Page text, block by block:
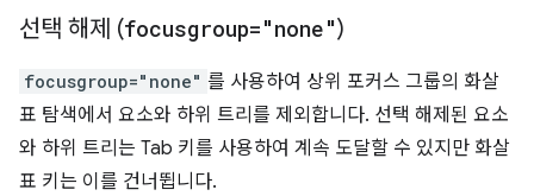
선택 해제 (focusgroup="none")
focusgroup="none" 를 사용하여 상위 포커스 그룹의 화살
표 탐색에서 요소와 하위 트리를 제외합니다. 선택 해제된 요소
와 하위 트리는 Tab 키를 사용하여 계속 도달할 수 있지만 화살
표 키는 이를 건너뜁니다.